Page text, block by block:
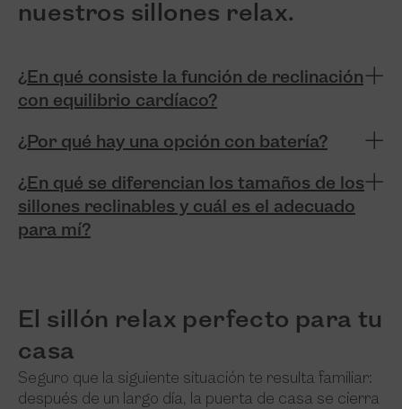
nuestros sillones relax.
¿En qué consiste la función de reclinación
con equilibrio cardíaco?
¿Por qué hay una opción con batería?
¿En qué se diferencian los tamaños de los
sillones reclinables y cuál es el adecuado
para mí?
El sillón relax perfecto para tu
casa
Seguro que la siguiente situación te resulta familiar:
después de un largo día, la puerta de casa se cierra